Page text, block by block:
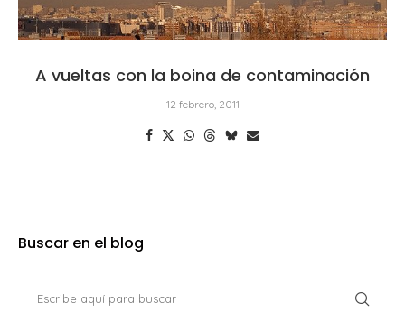
A vueltas con la boina de contaminación
12 febrero, 2011
Buscar en el blog